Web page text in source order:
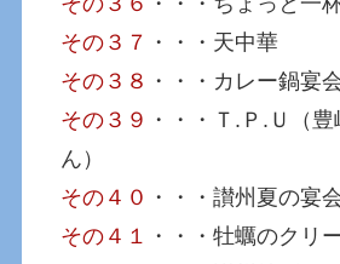
その３７ ・・・天中華
その３８ ・・・カレー鍋宴
その３９ ・・・Ｔ.Ｐ.Ｕ（
ん）
その４０ ・・・讃州夏の宴
その４１ ・・・牡蠣のクリ